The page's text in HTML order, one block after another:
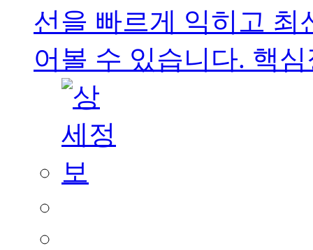
선을 빠르게 익히고 최
어볼 수 있습니다. 핵